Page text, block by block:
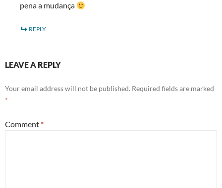
pena a mudança
REPLY
LEAVE A REPLY
Your email address will not be published. Required fields are marked
*
Comment *